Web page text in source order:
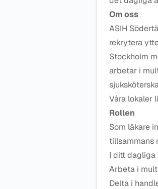
Om oss
ASIH
rekrytera
Stockholm
arbetar i
Våra lokaler
Rollen
Som läkare
tillsammans
I ditt dagliga
Arbeta i
Delta i